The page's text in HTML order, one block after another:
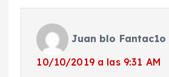
Juan blo Fantac1o
10/10/2019 a las 9:31 AM